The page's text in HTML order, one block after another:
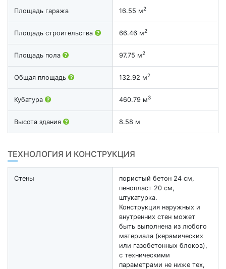
Площадь гаража 16.55 м2
Площадь строительства 66.46 м2
Площадь пола 97.75 м2
Общая площадь 132.92 м2
Кубатура 460.79 м3
Высота здания 8.58 м
ТЕХНОЛОГИЯ И КОНСТРУКЦИЯ
Стены
пористый бетон 24 см,
пенопласт 20 см,
штукатурка.
Конструкция наружных и
внутренних стен может
быть выполнена из любого
материала (керамических
или газобетонных блоков),
с техническими
параметрами не ниже тех,